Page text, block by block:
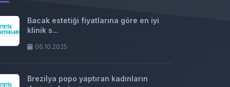
Bacak estetiği fiyatlarına göre en iyi
klinik s...
06.10.2025
Brezilya popo yaptıran kadınların